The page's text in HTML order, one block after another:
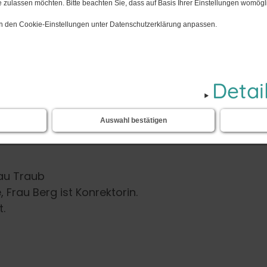
möchten. Bitte beachten Sie, dass auf Basis Ihrer Einstellungen
den Cookie-Einstellungen unter Datenschutzerklärung anpassen.
Auswahl bestätigen
unsere Schule.
Traub
Frau Berg ist Konrektorin.